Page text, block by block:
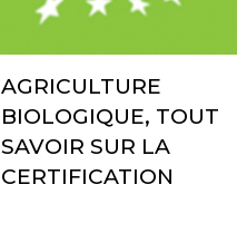
AGRICULTURE
BIOLOGIQUE, TOUT
SAVOIR SUR LA
CERTIFICATION